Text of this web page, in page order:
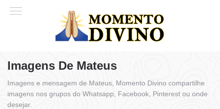
Imagens De Mateus
Imagens e mensagem de Mateus, Momento Divino compartilhe
imagens nos grupos do Whatsapp, Facebook, Pinterest ou onde
desejar.